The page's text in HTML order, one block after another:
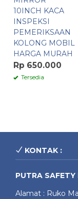
10INCH KACA
INSPEKSI
PEMERIKSAAN
KOLONG MOBIL
HARGA MURAH
Rp 650.000
Tersedia
KONTAK :
PUTRA SAFETY
Alamat : Ruko